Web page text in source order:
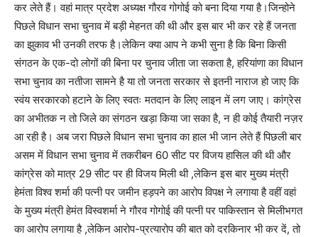
कर लेते हैं। वहां मात्र प्रदेश अध्यक्ष गौरव गोगोई को बना दिया गया है।जिन्होने
पिछले विधान सभा चुनाव में बड़ी मेहनत की थी और इस बार भी कर रहे हैं जनता
का झुकाव भी उनकी तरफ है।लेकिन क्या आप ने कभी सुना है कि बिना किसी
संगठन के एक-दो लोगों की बिना पर चुनाव जीता जा सकता है, हरियांणा का विधान
सभा चुनाव का नतीजा सामने है या तो जनता सरकार से इतनी नाराज हो जाए कि
स्वंय सरकारको हटाने के लिए स्वतः मतदान के लिए लाइन में लग जाए। कांग्रेस
का अभीतक न तो जिले का संगठन खड़ा किया जा सका है, न ही कोई तैयारी नज़र
आ रही है। अब जरा पिछले विधान सभा चुनाव का हाल भी जान लेते हैं पिछली बार
असम में विधान सभा चुनाव में तकरीबन 60 सीट पर विजय हासिल की थी और
कांग्रेस को मात्र 29 सीट पर ही विजय मिली थी ,लेकिन इस बार मुख्य मंत्री
हेमंता विश्व शर्मा की पत्नी पर जमीन हड़पने का आरोप विपक्ष ने लगाया है वहीं वहां
के मुख्य मंत्री हेमंत विस्वशर्मा ने गौरव गोगोई की पत्नी पर पाकिस्तान से मिलीभगत
का आरोप लगाया है ,लेकिन आरोप-प्रत्यारोप की बात को दरकिनार भी कर दें, तो